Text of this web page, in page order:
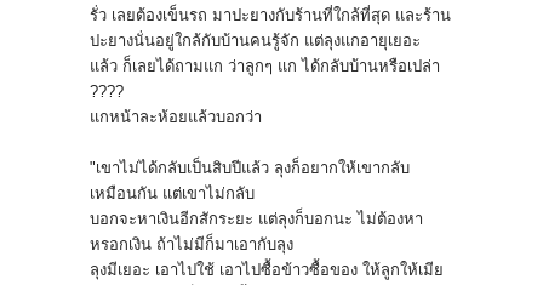
รั่ว เลยต้องเข็นรถ มาปะยางกับร้านที่ใกล้ที่สุด และร้าน
ปะยางนั่นอยู่ใกล้กับบ้านคนรู้จัก แต่ลุงแกอายุเยอะ
แล้ว ก็เลยได้ถามแก ว่าลูกๆ แก ได้กลับบ้านหรือเปล่า
????
แกหน้าละห้อยแล้วบอกว่า
"เขาไม่ได้กลับเป็นสิบปีแล้ว ลุงก็อยากให้เขากลับ
เหมือนกัน แต่เขาไม่กลับ
บอกจะหาเงินอีกสักระยะ แต่ลุงก็บอกนะ ไม่ต้องหา
หรอกเงิน ถ้าไม่มีก็มาเอากับลุง
ลุงมีเยอะ เอาไปใช้ เอาไปซื้อข้าวซื้อของ ให้ลูกให้เมีย